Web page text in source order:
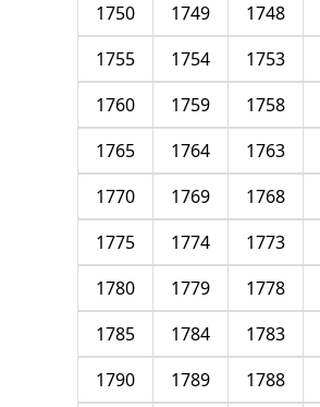
1748
1749
1750
1753
1754
1755
1758
1759
1760
1763
1764
1765
1768
1769
1770
1773
1774
1775
1778
1779
1780
1783
1784
1785
1788
1789
1790